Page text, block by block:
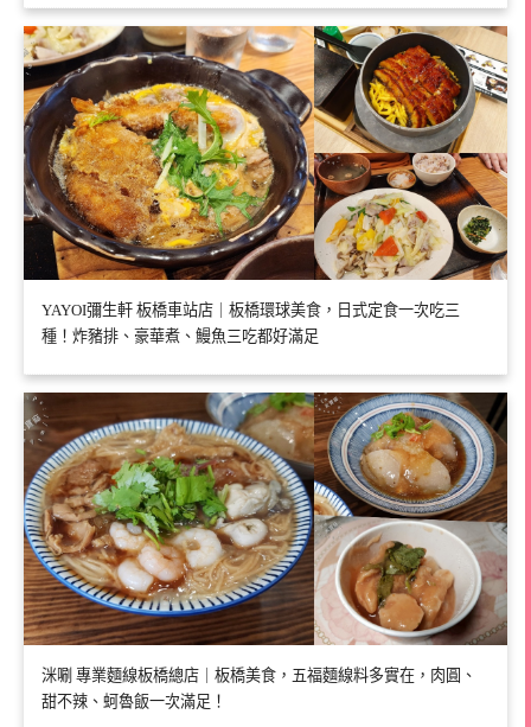
YAYOI彌生軒 板橋車站店｜板橋環球美食，日式定食一次吃三
種！炸豬排、豪華煮、鰻魚三吃都好滿足
洣唰 專業麵線板橋總店｜板橋美食，五福麵線料多實在，肉圓、
甜不辣、蚵魯飯一次滿足！